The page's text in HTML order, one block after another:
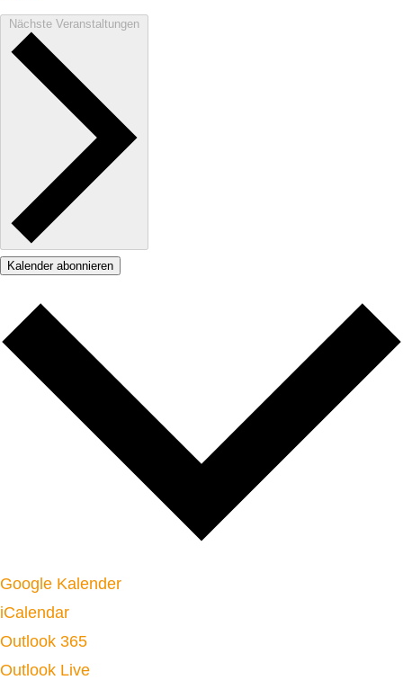
Nächste Veranstaltungen
Kalender abonnieren
Google Kalender
iCalendar
Outlook 365
Outlook Live